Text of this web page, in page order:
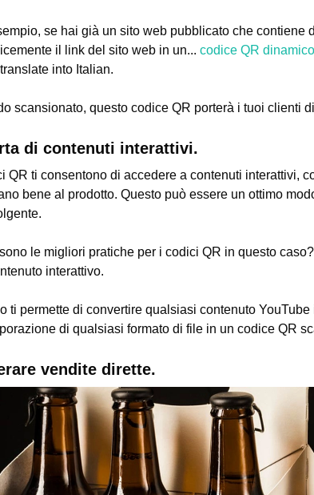
se hai già un sito web pubblicato che contiene
il link del sito web in un... codice QR dinamico
into Italian.
scansionato, questo codice QR porterà i tuoi clienti
di contenuti interattivi.
QR ti consentono di accedere a contenuti interattivi,
bene al prodotto. Questo può essere un ottimo
le migliori pratiche per i codici QR in questo
interattivo.
ti permette di convertire qualsiasi contenuto
di qualsiasi formato di file in un codice QR
vendite dirette.